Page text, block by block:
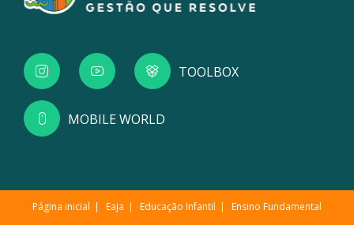
TOOLBOX
MOBILE WORLD
Página inicial Eaja Educação Infantil Ensino Fundamental